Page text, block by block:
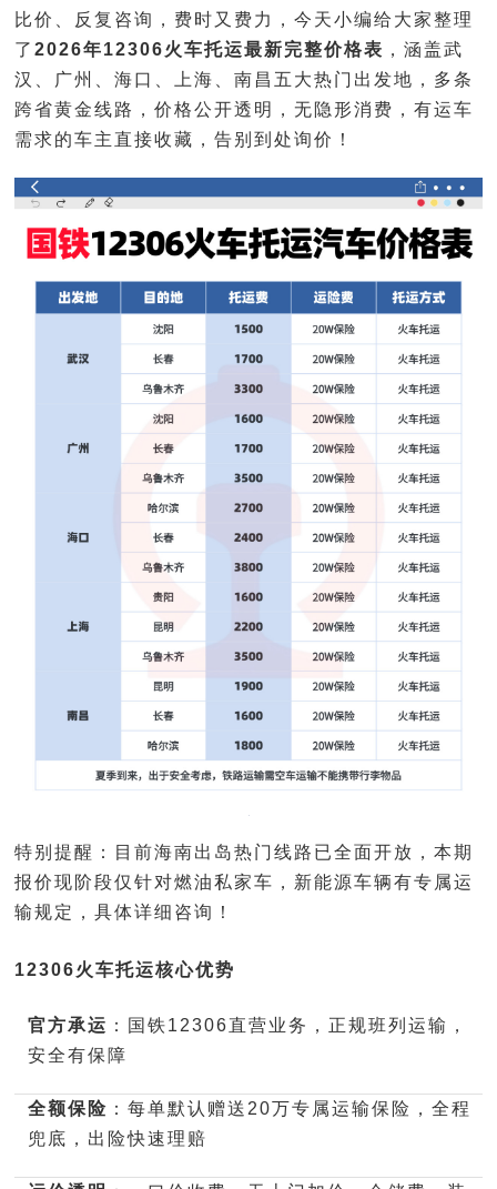
比价、反复咨询，费时又费力，今天小编给大家整理
了2026年12306火车托运最新完整价格表 ，涵盖武
汉、广州、海口、上海、南昌五大热门出发地，多条
跨省黄金线路，价格公开透明，无隐形消费，有运车
需求的车主直接收藏，告别到处询价！
特别提醒：目前海南出岛热门线路已全面开放，本期
报价现阶段仅针对燃油私家车，新能源车辆有专属运
输规定，具体详细咨询！
12306火车托运核心优势
官方承运 ：国铁12306直营业务，正规班列运输，
安全有保障
全额保险 ：每单默认赠送20万专属运输保险，全程
兜底，出险快速理赔